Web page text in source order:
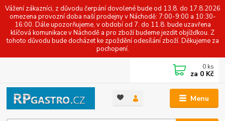
Vážení zákazníci, z důvodu čerpání dovolené bude od 13.8. do 17.8.2026
omezena provozní doba naší prodejny v Náchodě: 7:00-9:00 a 10:30-
16:00. Dále upozorňujeme, v období od 7. do 11.8. bude uzavřena
klíčová komunikace v Náchodě a pro zboží budeme jezdit objížďkou. Z
tohoto důvodu bude docházet ke zpoždění odesílání zboží. Děkujeme za
pochopení.
Menu
0 ks
za 0 Kč